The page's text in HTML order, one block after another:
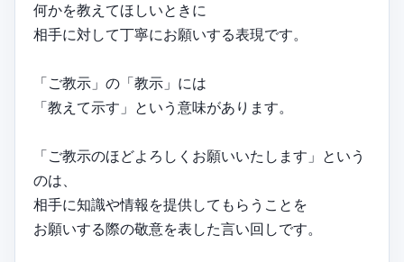
何かを教えてほしいときに
相手に対して丁寧にお願いする表現です。
「ご教示」の「教示」には
「教えて示す」という意味があります。
「ご教示のほどよろしくお願いいたします」という
のは、
相手に知識や情報を提供してもらうことを
お願いする際の敬意を表した言い回しです。